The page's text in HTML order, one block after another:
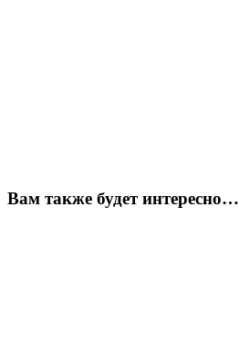
Вам также будет интересно…